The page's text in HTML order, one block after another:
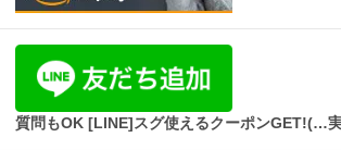
質問もOK [LINE]スグ使えるクーポンGET!(…